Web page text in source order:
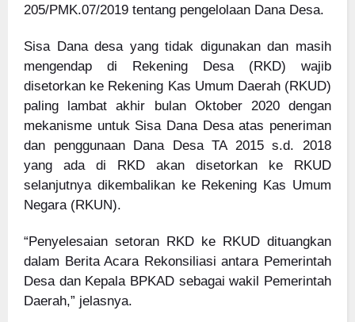
205/PMK.07/2019 tentang pengelolaan Dana Desa.
Sisa Dana desa yang tidak digunakan dan masih
mengendap di Rekening Desa (RKD) wajib
disetorkan ke Rekening Kas Umum Daerah (RKUD)
paling lambat akhir bulan Oktober 2020 dengan
mekanisme untuk Sisa Dana Desa atas peneriman
dan penggunaan Dana Desa TA 2015 s.d. 2018
yang ada di RKD akan disetorkan ke RKUD
selanjutnya dikembalikan ke Rekening Kas Umum
Negara (RKUN).
“Penyelesaian setoran RKD ke RKUD dituangkan
dalam Berita Acara Rekonsiliasi antara Pemerintah
Desa dan Kepala BPKAD sebagai wakil Pemerintah
Daerah,” jelasnya.